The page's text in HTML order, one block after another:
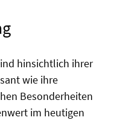
hinsichtlich ihrer
wie ihre
Besonderheiten
im heutigen